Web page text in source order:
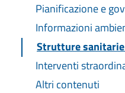
Pianificazione e
Informazioni
Strutture
Interventi
Altri contenuti